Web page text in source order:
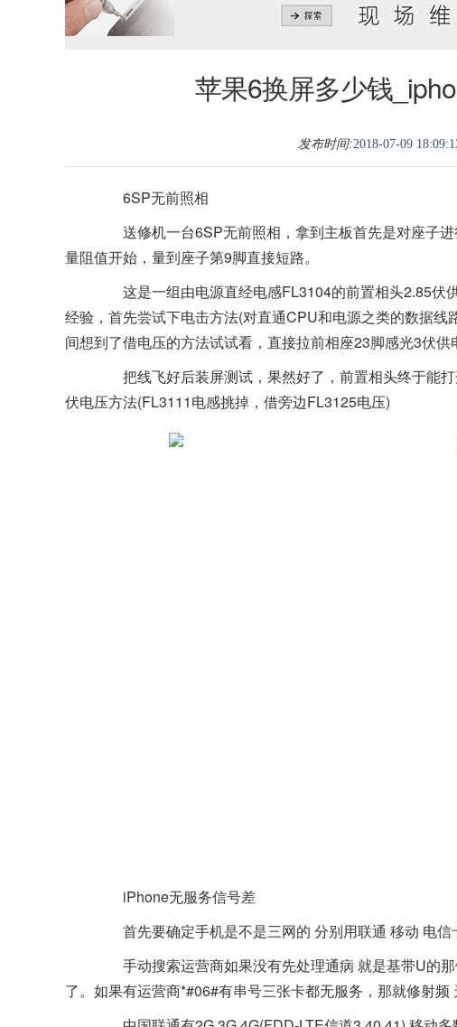
苹果6换屏多少钱
发布时间:2018-07-09
6SP无前照相
送修机一台6SP无前照相，拿到主板首先是对座子进
量阻值开始，量到座子第9脚直接短路。
这是一组由电源直经电感FL3104的前置相头2.85伏
经验，首先尝试下电击方法(对直通CPU和电源之类的数据
间想到了借电压的方法试试看，直接拉前相座23脚感光3伏供
把线飞好后装屏测试，果然好了，前置相头终于能打
伏电压方法(FL3111电感挑掉，借旁边FL3125电压)
iPhone无服务信号差
首先要确定手机是不是三网的 分别用联通 移动 电信
手动搜索运营商如果没有先处理通病 就是基带U的那
了。如果有运营商*#06#有串号三张卡都无服务，那就修射频